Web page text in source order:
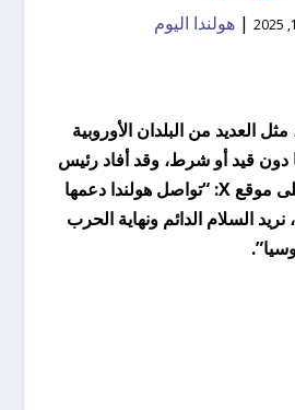
| هولندا اليوم
العديد من البلدان الأوروبية
دون قيد أو شرط، وقد أفاد رئيس
الوزراء شوف بذلك على موقع X: “تواصل هولندا دعمها
نريد السلام الدائم ونهاية الحرب